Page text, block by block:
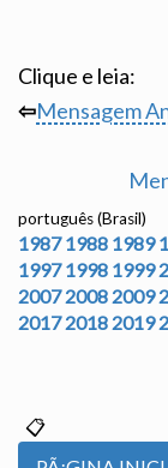
Clique e leia:
⇦Mensagem
português (Brasil)
1987 1988 1989
1997 1998 1999
2007 2008 2009
2017 2018 2019